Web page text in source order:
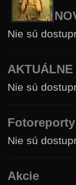
Nie sú
AKTUÁLNE
Nie sú
Fotoreporty
Nie sú
Akcie